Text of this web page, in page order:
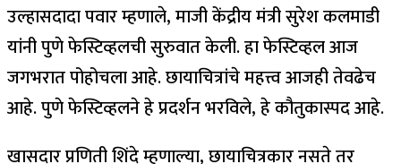
उल्हासदादा पवार म्हणाले, माजी केंद्रीय मंत्री सुरेश कलमाडी
यांनी पुणे फेस्टिव्हलची सुरुवात केली. हा फेस्टिव्हल आज
जगभरात पोहोचला आहे. छायाचित्रांचे महत्त्व आजही तेवढेच
आहे. पुणे फेस्टिव्हलने हे प्रदर्शन भरविले, हे कौतुकास्पद आहे.
खासदार प्रणिती शिंदे म्हणाल्या, छायाचित्रकार नसते तर